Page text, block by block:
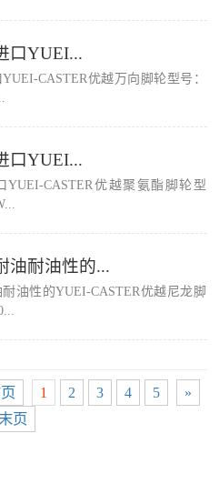
口YUEI...
CASTER优越万向脚轮型号：
口YUEI...
YUEI-CASTER优越聚氨酯脚轮型
油耐油性的...
油性的YUEI-CASTER优越尼龙脚
1 2 3 4 5
»
页